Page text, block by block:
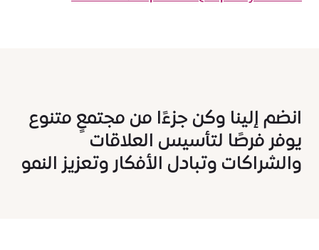
انضم إلينا وكن جزءًا من مجتمعٍ متنوع
يوفر فرصًا لتأسيس العلاقات
والشراكات وتبادل الأفكار وتعزيز النمو